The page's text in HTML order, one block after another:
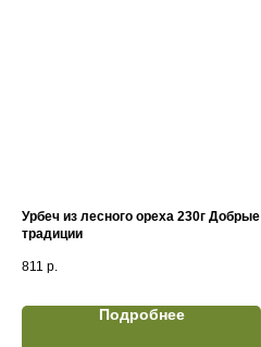
Урбеч из лесного ореха 230г Добрые
традиции
811 р.
Подробнее